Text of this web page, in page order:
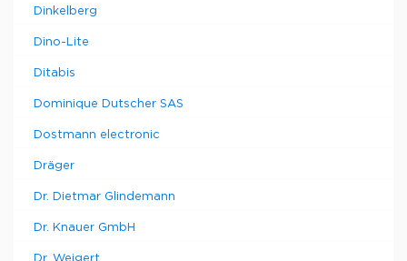
Dinkelberg
Dino-Lite
Ditabis
Dominique Dutscher SAS
Dostmann electronic
Dräger
Dr. Dietmar Glindemann
Dr. Knauer GmbH
Dr. Weigert